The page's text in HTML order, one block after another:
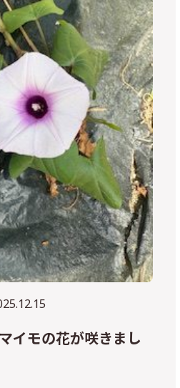
モの花が咲きまし